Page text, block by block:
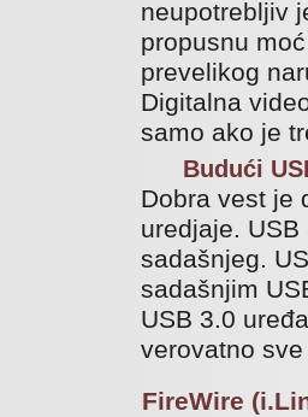
neupotrebljiv
propusnu
prevelikog
Digitalna
samo ako je
Budući
Dobra vest je
uredjaje.
sadašnjeg.
sadašnjim
USB 3.0
verovatno
FireWire